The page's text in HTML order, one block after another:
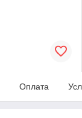
Оплата